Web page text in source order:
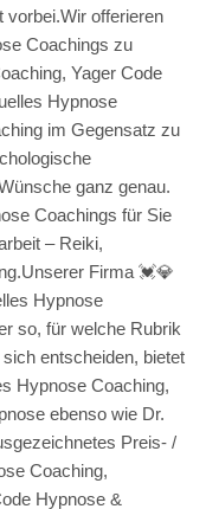
vorbei.Wir offerieren
Coachings zu
Yager Code
Hypnose
im Gegensatz zu
ganz genau.
Coachings für Sie
– Reiki,
Firma 💓️💎
Hypnose
so, für welche Rubrik
entscheiden, bietet
Hypnose Coaching,
ebenso wie Dr.
Preis- /
Coaching,
Hypnose &